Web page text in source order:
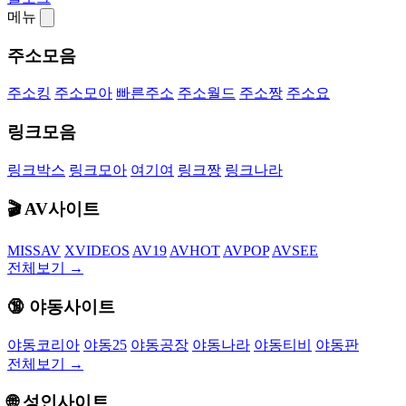
메뉴
주소모음
주소킹 주소모아 빠른주소 주소월드 주소짱 주소요
링크모음
링크박스 링크모아 여기여 링크짱 링크나라
🎬 AV사이트
MISSAV XVIDEOS AV19 AVHOT AVPOP AVSEE
전체보기 →
🔞 야동사이트
야동코리아 야동25 야동공장 야동나라 야동티비
야동판
전체보기 →
🌐 성인사이트